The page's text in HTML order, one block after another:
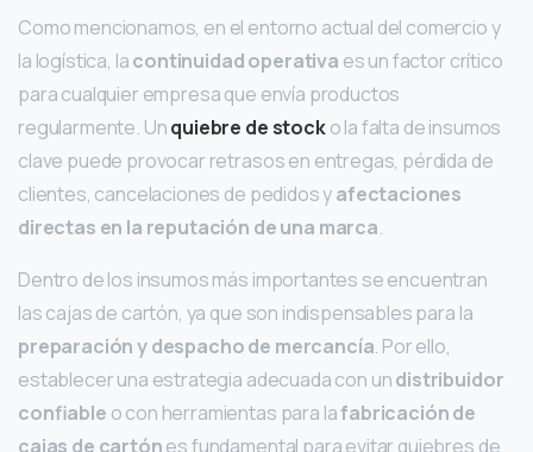
Como mencionamos, en el entorno actual del comercio y
la logística, lacontinuidad operativa es un factor crítico
para cualquier empresa que envía productos
regularmente. Unquiebre de stocko lafalta de insumos
clave puede provocar retrasos en entregas, pérdida de
clientes, cancelaciones de pedidos yafectaciones
directas en la reputación de una marca.
Dentro de los insumos más importantes se encuentran
las cajas de cartón, ya que son indispensables para la
preparación y despacho de mercancía. Por ello,
establecer una estrategia adecuada con undistribuidor
confiable o con herramientas para lafabricación de
cajas de cartónes fundamental para evitar quiebres de